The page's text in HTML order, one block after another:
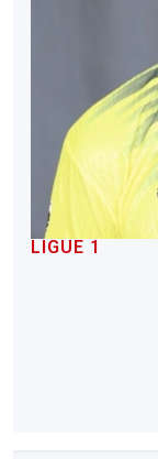
LIGUE 1